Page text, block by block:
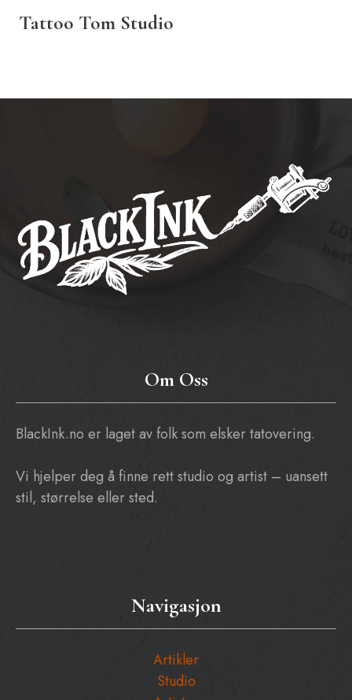
Tattoo Tom Studio
Om Oss
BlackInk.no er laget av folk som elsker tatovering.
Vi hjelper deg å finne rett studio og artist – uansett
stil, størrelse eller sted.
Navigasjon
Artikler
Studio